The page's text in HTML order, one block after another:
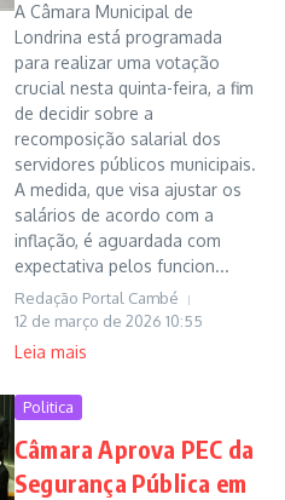
A Câmara Municipal de
Londrina está programada
para realizar uma votação
crucial nesta quinta-feira, a fim
de decidir sobre a
recomposição salarial dos
servidores públicos municipais.
A medida, que visa ajustar os
salários de acordo com a
inflação, é aguardada com
expectativa pelos funcion...
Redação Portal Cambé
12 de março de 2026 10:55
Leia mais
Politica
Câmara Aprova PEC da
Segurança Pública em